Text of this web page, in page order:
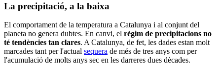
La precipitació, a la baixa
El comportament de la temperatura a Catalunya i al conjunt del
planeta no genera dubtes. En canvi, el règim de precipitacions no
té tendències tan clares. A Catalunya, de fet, les dades estan molt
marcades tant per l'actual sequera de més de tres anys com per
l'acumulació de molts anys sec en les darreres dues dècades.